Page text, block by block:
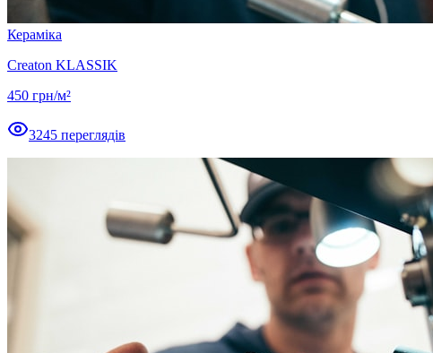
Кераміка
Creaton KLASSIK
450 грн/м²
3245 переглядів